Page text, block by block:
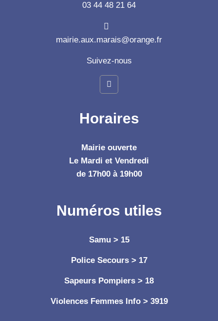
03 44 48 21 64
mairie.aux.marais@orange.fr
Suivez-nous
Horaires
Mairie ouverte
Le Mardi et Vendredi
de 17h00 à 19h00
Numéros utiles
Samu > 15
Police Secours > 17
Sapeurs Pompiers > 18
Violences Femmes Info > 3919